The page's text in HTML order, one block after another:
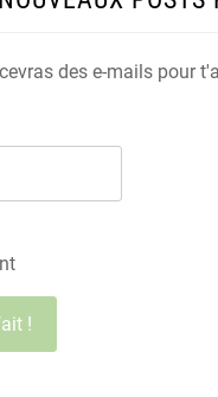
des e-mails pour